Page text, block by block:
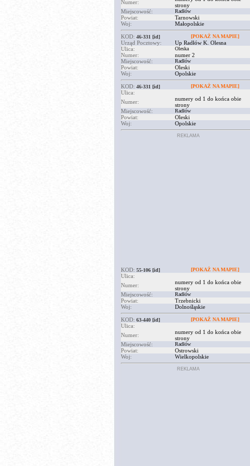
Numer:
strony
Miejscowość:
Radłów
Powiat:
Tarnowski
Woj:
Małopolskie
KOD: 46-331 [id] [POKAŻ NA MAPIE]
Urząd Pocztowy:
Up Radłów K. Olesna
Ulica:
Oleska
Numer:
numer 2
Miejscowość:
Radłów
Powiat:
Oleski
Woj:
Opolskie
KOD: 46-331 [id] [POKAŻ NA MAPIE]
Ulica:
Numer:
numery od 1 do końca obie
strony
Miejscowość:
Radłów
Powiat:
Oleski
Woj:
Opolskie
REKLAMA
KOD: 55-106 [id] [POKAŻ NA MAPIE]
Ulica:
Numer:
numery od 1 do końca obie
strony
Miejscowość:
Radłów
Powiat:
Trzebnicki
Woj:
Dolnośląskie
KOD: 63-440 [id] [POKAŻ NA MAPIE]
Ulica:
Numer:
numery od 1 do końca obie
strony
Miejscowość:
Radłów
Powiat:
Ostrowski
Woj:
Wielkopolskie
REKLAMA